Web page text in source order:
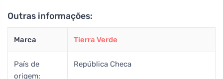
Outras informações:
Marca Tierra Verde
País de
origem:
República Checa